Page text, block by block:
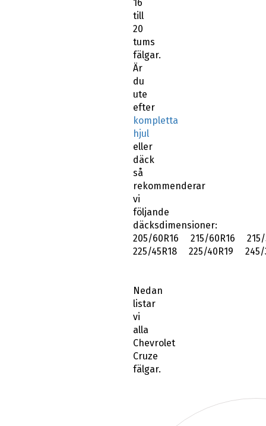
16
till
20
tums
fälgar.
Är
du
ute
efter
kompletta
hjul
eller
däck
så
rekommenderar
vi
följande
däcksdimensioner:
205/60R16 215/60R16 215/
225/45R18 225/40R19 245/
Nedan
listar
vi
alla
Chevrolet
Cruze
fälgar.